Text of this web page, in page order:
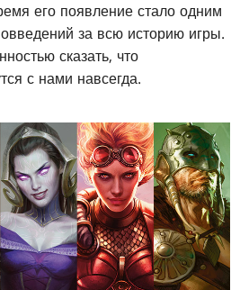
его появление стало одним
за всю историю игры.
сказать, что
с нами навсегда.